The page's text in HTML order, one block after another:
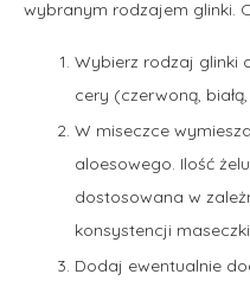
wybranym rodzajem glinki.
Wybierz rodzaj glinki
cery (czerwoną,
W miseczce
aloesowego. Ilość
dostosowana w
konsystencji
Dodaj ewentualnie